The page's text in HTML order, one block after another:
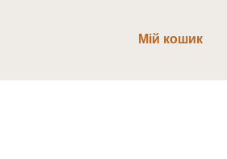
Мій кошик